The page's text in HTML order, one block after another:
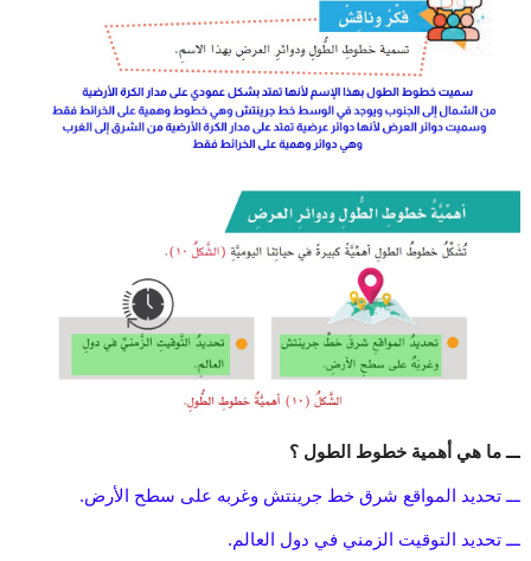
ـــ ما هي أهمية خطوط الطول ؟
ـــ تحديد المواقع شرق خط جرينتش وغربه على سطح الأرض.
ـــ تحديد التوقيت الزمني في دول العالم.